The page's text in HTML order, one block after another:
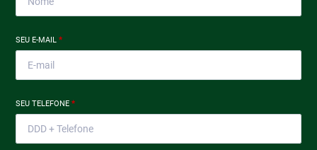
SEU E-MAIL*
SEU TELEFONE*